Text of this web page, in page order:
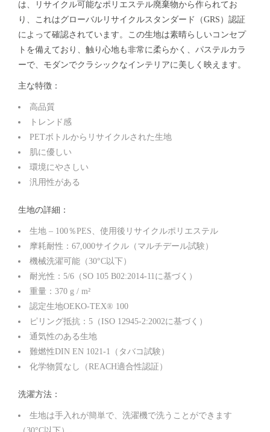
は、リサイクル可能なポリエステル廃棄物から作られてお
り、これはグローバルリサイクルスタンダード（GRS）認証
によって確認されています。この生地は素晴らしいコンセプ
トを備えており、触り心地も非常に柔らかく、パステルカラ
ーで、モダンでクラシックなインテリアに美しく映えます。
主な特徴：
高品質
トレンド感
PETボトルからリサイクルされた生地
肌に優しい
環境にやさしい
汎用性がある
生地の詳細：
生地 – 100％PES、使用後リサイクルポリエステル
摩耗耐性：67,000サイクル（マルチデール試験）
機械洗濯可能（30°C以下）
耐光性：5/6（SO 105 B02:2014-11に基づく）
重量：370 g / m²
認定生地OEKO-TEX® 100
ピリング抵抗：5（ISO 12945-2:2002に基づく）
通気性のある生地
難燃性DIN EN 1021-1（タバコ試験）
化学物質なし（REACH適合性認証）
洗濯方法：
生地は手入れが簡単で、洗濯機で洗うことができます